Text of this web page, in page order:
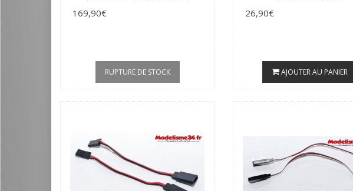
169,90€
RUPTURE DE STOCK
26,90€
AJOUTER AU PANIER